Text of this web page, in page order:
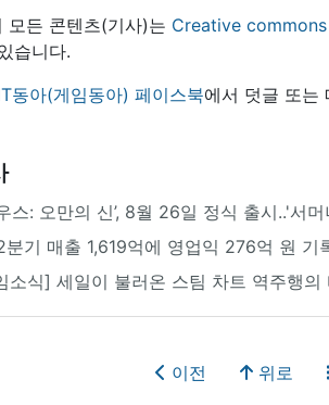
모든 콘텐츠(기사)는 Creative commons
습니다.
동아(게임동아) 페이스북에서 덧글 또는
스: 오만의 신’, 8월 26일 정식 출시..'서
분기 매출 1,619억에 영업익 276억 원 기
소식] 세일이 불러온 스팀 차트 역주행의
이전 위로